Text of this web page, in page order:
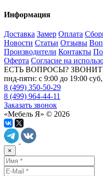
Информация
Доставка Замер Оплата
Новости Статьи Отзывы
Производители Контакты
Оферта Согласие на
ЕСТЬ ВОПРОСЫ?
пнд-пятн: с 9:00 до 19:00
8 (499) 350-50-29
8 (499) 964-44-11
Заказать звонок
«Мебель Я» © 2026
×